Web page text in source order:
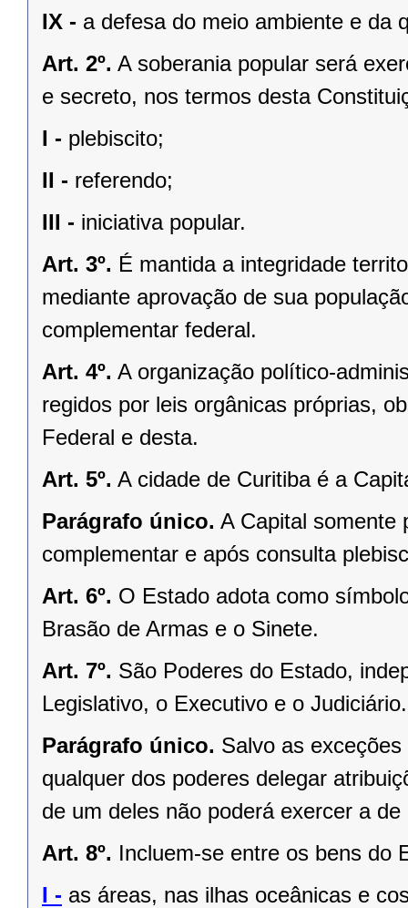
IX - a defesa do meio ambiente e da
Art. 2º. A soberania popular será
e secreto, nos termos desta
I - plebiscito;
II - referendo;
III - iniciativa popular.
Art. 3º. É mantida a integridade
mediante aprovação de sua
complementar federal.
Art. 4º. A organização político-
regidos por leis orgânicas próprias,
Federal e desta.
Art. 5º. A cidade de Curitiba é a
Parágrafo único. A Capital somente
complementar e após consulta
Art. 6º. O Estado adota como
Brasão de Armas e o Sinete.
Art. 7º. São Poderes do Estado,
Legislativo, o Executivo e o Judiciário.
Parágrafo único. Salvo as
qualquer dos poderes delegar
de um deles não poderá exercer a de
Art. 8º. Incluem-se entre os bens do
I - as áreas, nas ilhas oceânicas e